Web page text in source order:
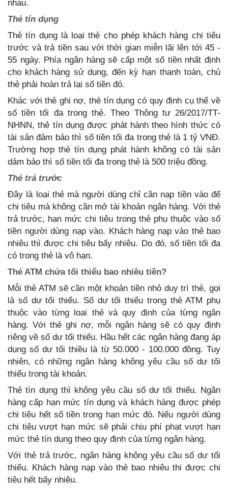
nhau.
Thẻ tín dụng
Thẻ tín dụng là loại thẻ cho phép khách hàng chi tiêu
trước và trả tiền sau với thời gian miễn lãi lên tới 45 -
55 ngày. Phía ngân hàng sẽ cấp một số tiền nhất định
cho khách hàng sử dụng, đến kỳ hạn thanh toán, chủ
thẻ phải hoàn trả lại số tiền đó.
Khác với thẻ ghi nợ, thẻ tín dụng có quy định cụ thể về
số tiền tối đa trong thẻ. Theo Thông tư 26/2017/TT-
NHNN, thẻ tín dụng được phát hành theo hình thức có
tài sản đảm bảo thì số tiền tối đa trong thẻ là 1 tỷ VNĐ.
Trường hợp thẻ tín dụng phát hành không có tài sản
dảm bảo thì số tiền tối đa trong thẻ là 500 triệu đồng.
Thẻ trả trước
Đây là loại thẻ mà người dùng chỉ cần nạp tiền vào để
chi tiêu mà không cần mở tài khoản ngân hàng. Với thẻ
trả trước, hạn mức chi tiêu trong thẻ phụ thuộc vào số
tiền người dùng nạp vào. Khách hàng nạp vào thẻ bao
nhiêu thì được chi tiêu bấy nhiêu. Do đó, số tiền tối đa
có trong thẻ là vô hạn.
Thẻ ATM chứa tối thiểu bao nhiêu tiền?
Mỗi thẻ ATM sẽ cần một khoản tiền nhỏ duy trì thẻ, gọi
là số dư tối thiểu. Số dư tối thiểu trong thẻ ATM phụ
thuộc vào từng loại thẻ và quy định của từng ngân
hàng. Với thẻ ghi nợ, mỗi ngân hàng sẽ có quy định
riêng về số dư tối thiểu. Hầu hết các ngân hàng đang áp
dụng số dư tối thiều là từ 50.000 - 100.000 đồng. Tuy
nhiên, có những ngân hàng không yêu cầu số dư tối
thiểu trong tài khoản.
Thẻ tín dụng thì không yêu cầu số dư tối thiểu. Ngân
hàng cấp hạn mức tín dụng và khách hàng được phép
chi tiêu hết số tiền trong hạn mức đó. Nếu người dùng
chi tiêu vượt hạn mức sẽ phải chịu phí phạt vượt hạn
mức thẻ tín dụng theo quy định của từng ngân hàng.
Với thẻ trả trước, ngân hàng không yêu cầu số dư tối
thiểu. Khách hàng nạp vào thẻ bao nhiêu thi được chi
tiêu hết bấy nhiêu.